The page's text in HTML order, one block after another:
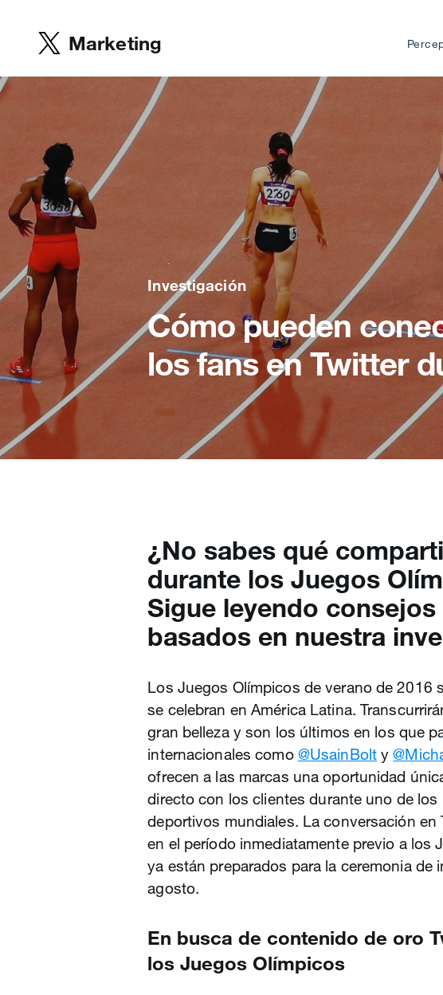
Marketing
Investigación
Cómo pueden
los fans en Twitter
¿No sabes qué
durante los Juegos
Sigue leyendo consejos
basados en nuestra
Los Juegos Olímpicos de verano de 2016
se celebran en América Latina.
gran belleza y son los últimos en los que
internacionales como @UsainBolt y
ofrecen a las marcas una oportunidad
directo con los clientes durante uno de los
deportivos mundiales. La conversación en
en el período inmediatamente previo a los
ya están preparados para la ceremonia de
agosto.
En busca de contenido de oro
los Juegos Olímpicos